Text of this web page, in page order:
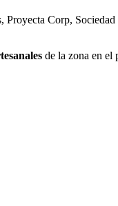
Corp,
de la zona en el